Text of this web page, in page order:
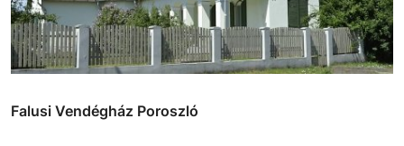
Falusi Vendégház Poroszló